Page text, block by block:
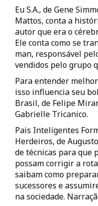
Eu S.A., de Gene
Mattos, conta a
autor que era o
Ele conta como se
man, responsável
vendidos pelo grupo
Para entender
isso influencia seu
Brasil, de Felipe
Gabrielle Tricanico.
Pais Inteligentes
Herdeiros, de
de técnicas para que
possam corrigir a
saibam como
sucessores e
na sociedade.